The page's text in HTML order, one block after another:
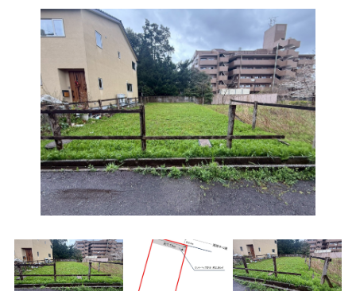
松本支店
買いたい方
売りたい方
会社案内
ANDについて
スタッフ紹介
お知らせ